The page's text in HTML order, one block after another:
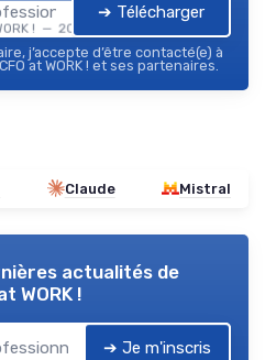
! — 2026
➔ Télécharger
j’accepte d’être contacté(e) à
at WORK ! et ses partenaires.
Claude Mistral
actualités de
WORK !
➔ Je m'inscris